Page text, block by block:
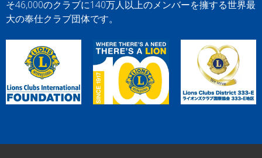
そ46,000のクラブに140万人以上のメンバーを擁する世界最
大の奉仕クラブ団体です。